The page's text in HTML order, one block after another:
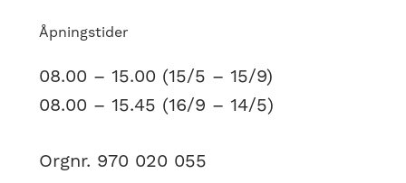
Åpningstider
08.00 – 15.00 (15/5 – 15/9)
08.00 – 15.45 (16/9 – 14/5)
Orgnr. 970 020 055